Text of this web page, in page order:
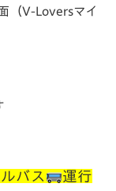
（V-Loversマイ
バス 運行